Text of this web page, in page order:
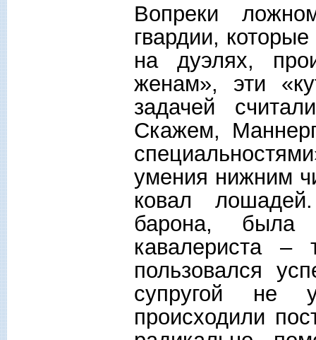
Вопреки
гвардии,
на дуэлях,
женам», эти
задачей
Скажем,
умения нижним
ковал
барона, была
кавалериста –
пользовался
супругой не
происходили